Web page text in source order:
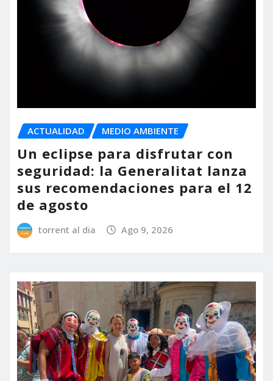
ACTUALIDAD MEDIO AMBIENTE
Un eclipse para disfrutar con
seguridad: la Generalitat lanza
sus recomendaciones para el 12
de agosto
torrent al dia Ago 9, 2026